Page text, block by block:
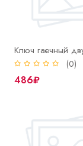
(0)
486₽